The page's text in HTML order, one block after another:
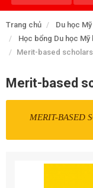
Trang chủ Du học Mỹ
Học bổng Du học
Merit-based
Merit-based
MERIT-BASED
VỀ NAM PHONG
LIÊN HỆ